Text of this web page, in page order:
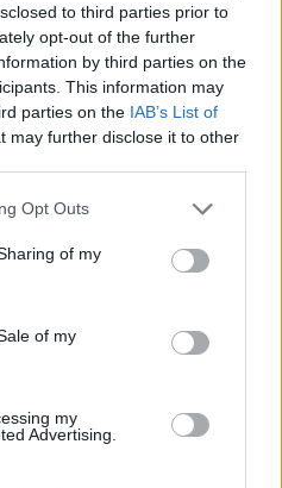
to third parties prior to
opt-out of the further
by third parties on the
This information may
parties on the IAB’s List of
may further disclose it to other
Opt Outs
of my
of my
my
Advertising.